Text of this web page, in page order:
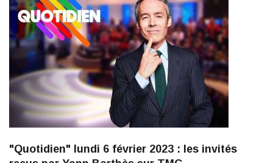
"Quotidien" lundi 6 février 2023 : les invités